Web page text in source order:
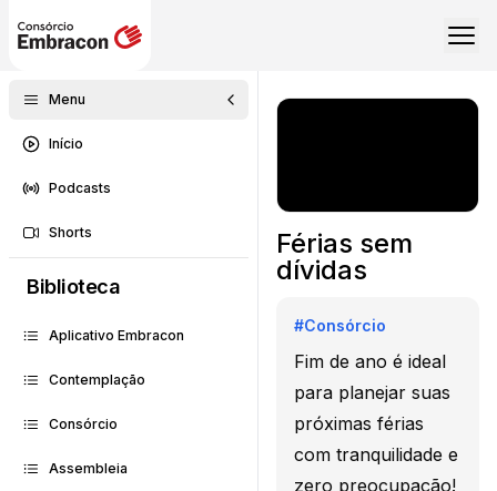
Menu
Início
Podcasts
Shorts
Biblioteca
Aplicativo Embracon
Contemplação
Consórcio
Assembleia
Férias sem
dívidas
#Consórcio
Fim de ano é ideal
para planejar suas
próximas férias
com tranquilidade e
zero preocupação!